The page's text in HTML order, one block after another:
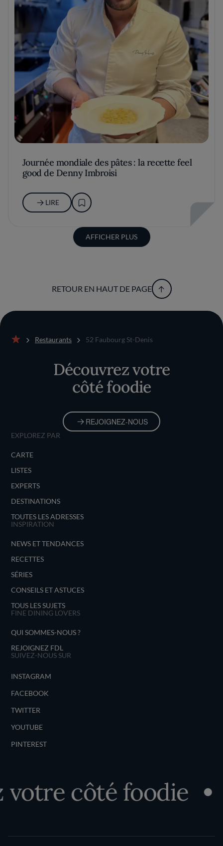
Journée mondiale des pâtes : la recette feel
good de Denny Imbroisi
LIRE
AFFICHER PLUS
RETOUR EN HAUT DE PAGE
Restaurants 52 Faubourg St-Denis
Découvrez votre
côté foodie
REJOIGNEZ-NOUS
EXPLOREZ PAR
CARTE
LISTES
EXPERTS
DESTINATIONS
TOUTES LES ADRESSES
INSPIRATION
NEWS ET TENDANCES
RECETTES
SÉRIES
CONSEILS ET ASTUCES
TOUS LES SUJETS
FINE DINING LOVERS
QUI SOMMES-NOUS ?
REJOIGNEZ FDL
SUIVEZ-NOUS SUR
INSTAGRAM
FACEBOOK
TWITTER
YOUTUBE
PINTEREST
côté foodie